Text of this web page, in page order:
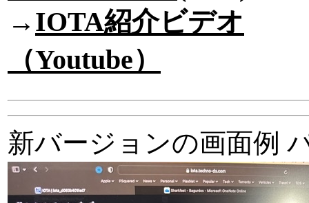
→ IOTA紹介ビデオ
（Youtube）
新バージョンの画面例